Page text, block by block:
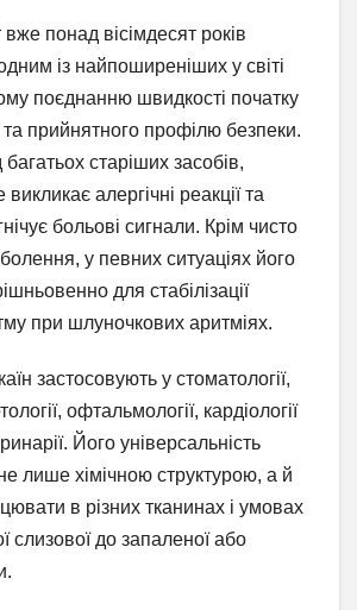
понад вісімдесят років
із найпоширеніших у світі
поєднанню швидкості початку
та прийнятного профілю безпеки.
багатьох старіших засобів,
викликає алергічні реакції та
больові сигнали. Крім чисто
у певних ситуаціях його
для стабілізації
при шлуночкових аритміях.
застосовують у стоматології,
офтальмології, кардіології
Його універсальність
лише хімічною структурою, а й
в різних тканинах і умовах
слизової до запаленої або